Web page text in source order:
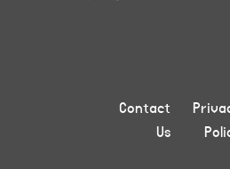
Contact
Us